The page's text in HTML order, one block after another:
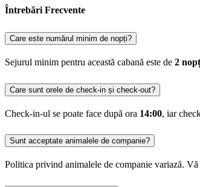
Întrebări Frecvente
Care este numărul minim de nopți?
Sejurul minim pentru această cabană este de 2
Care sunt orele de check-in și check-out?
Check-in-ul se poate face după ora 14:00, iar
Sunt acceptate animalele de companie?
Politica privind animalele de companie variază.